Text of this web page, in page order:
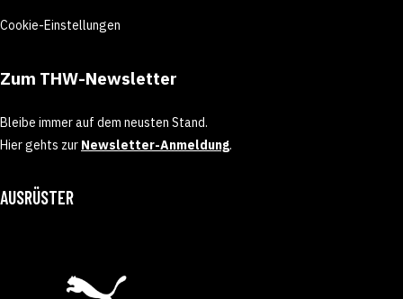
Cookie-Einstellungen
Zum THW-Newsletter
Bleibe immer auf dem neusten Stand.
Hier gehts zur Newsletter-Anmeldung.
AUSRÜSTER